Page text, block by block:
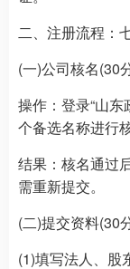
二、注册流程：
(一)公司核名(30
操作：登录“山东
个备选名称进行核
结果：核名通过
需重新提交。
(二)提交资料(30
(1)填写法人、股